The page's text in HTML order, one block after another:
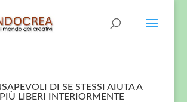
DI SE STESSI AIUTA A
LIBERI INTERIORMENTE